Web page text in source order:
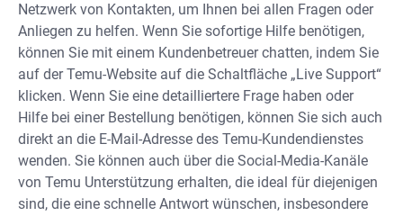
Netzwerk von Kontakten, um Ihnen bei allen Fragen oder
Anliegen zu helfen. Wenn Sie sofortige Hilfe benötigen,
können Sie mit einem Kundenbetreuer chatten, indem Sie
auf der Temu-Website auf die Schaltfläche „Live Support“
klicken. Wenn Sie eine detailliertere Frage haben oder
Hilfe bei einer Bestellung benötigen, können Sie sich auch
direkt an die E-Mail-Adresse des Temu-Kundendienstes
wenden. Sie können auch über die Social-Media-Kanäle
von Temu Unterstützung erhalten, die ideal für diejenigen
sind, die eine schnelle Antwort wünschen, insbesondere